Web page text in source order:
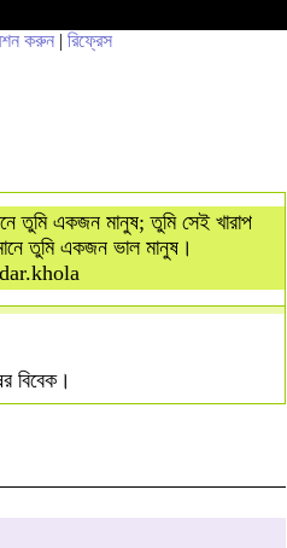
করুন | রিফ্রেস
তুমি একজন মানুষ; তুমি সেই খারাপ
তুমি একজন ভাল মানুষ।
বিবেক।